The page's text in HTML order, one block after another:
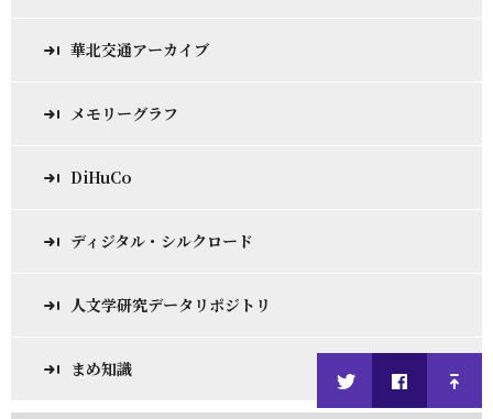
華北交通アーカイブ
メモリーグラフ
DiHuCo
ディジタル・シルクロード
人文学研究データリポジトリ
まめ知識